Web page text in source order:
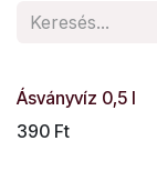
Ásványvíz 0,5 l
390 Ft